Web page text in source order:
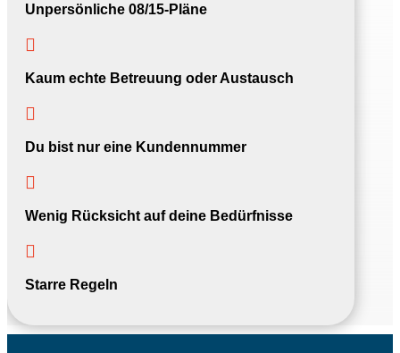
Unpersönliche 08/15-Pläne

Kaum echte Betreuung oder Austausch

Du bist nur eine Kundennummer

Wenig Rücksicht auf deine Bedürfnisse

Starre Regeln